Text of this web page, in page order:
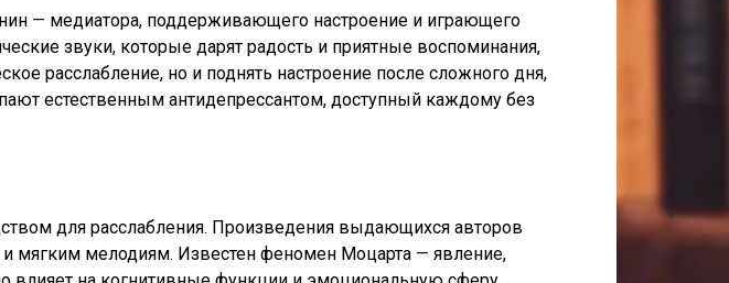
— медиатора, поддерживающего настроение и играющего
звуки, которые дарят радость и приятные воспоминания,
расслабление, но и поднять настроение после сложного дня,
естественным антидепрессантом, доступный каждому без
для расслабления. Произведения выдающихся авторов
и мягким мелодиям. Известен феномен Моцарта — явление,